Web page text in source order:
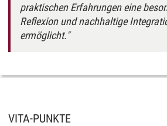
praktischen Erfahrungen eine
Reflexion und nachhaltige
ermöglicht.
VITA-PUNKTE